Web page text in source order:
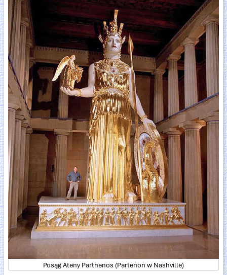
Posąg Ateny Parthenos (Partenon w Nashville)